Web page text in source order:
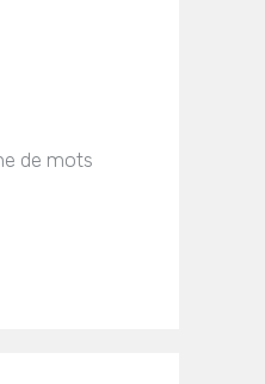
de mots